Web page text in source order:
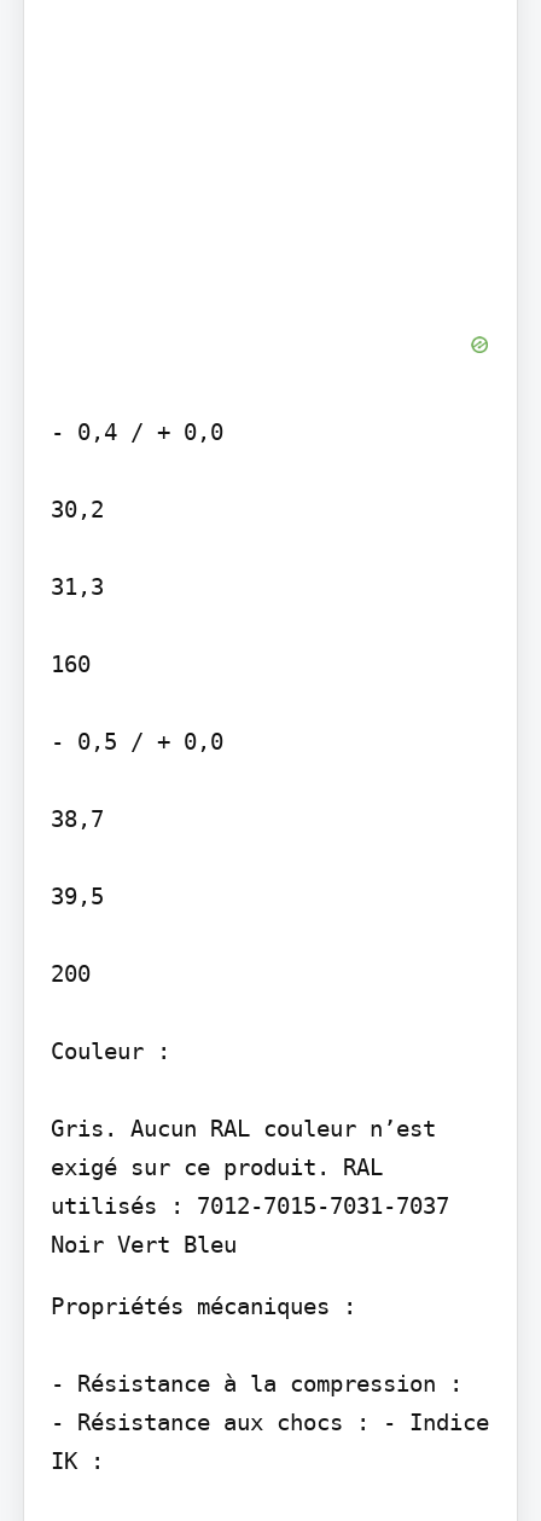
- 0,4 / + 0,0
30,2
31,3
160
- 0,5 / + 0,0
38,7
39,5
200
Couleur :
Gris. Aucun RAL couleur n’est
exigé sur ce produit. RAL
utilisés : 7012-7015-7031-7037
Propriétés mécaniques :
- Résistance à la compression :
- Résistance aux chocs : - Indice
IK :